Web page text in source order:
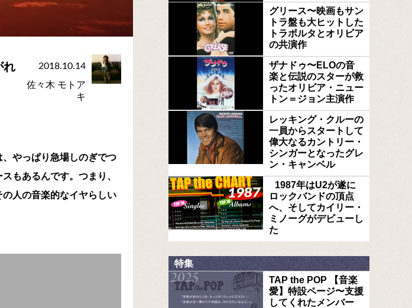
れ
2018.10.14
佐々木 モトア
キ
やっぱり急場しのぎでつ
もあるんです。つまり、
人の音楽的なイヤらしい
グリース〜映画もサン
トラ盤も大ヒットした
トラボルタとオリビア
の共演作
ザナドゥ〜ELOの音
楽と伝説のスターが救
ったオリビア・ニュー
トン＝ジョン主演作
レッキング・クルーの
一員からスタートして
偉大なるカントリー・
シンガーとなったグレ
ン・キャンベル
1987年はU2が遂に
ロックバンドの頂点
へ、そしてカイリー・
ミノーグがデビューし
た
特集
TAP the POP 【音楽
愛】特設ページ〜支援
してくれたメンバー